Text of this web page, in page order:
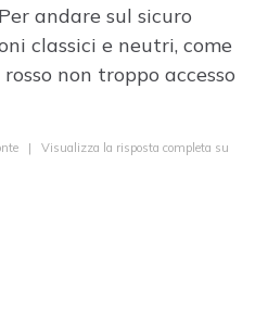
andare sul sicuro
classici e neutri, come
non troppo accesso
| Visualizza la risposta completa su